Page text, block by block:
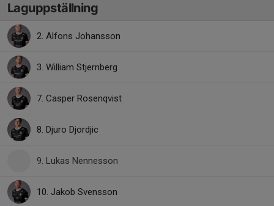
Laguppställning
2. Alfons Johansson
3. William Stjernberg
7. Casper Rosenqvist
8. Djuro Djordjic
9. Lukas Nennesson
10. Jakob Svensson